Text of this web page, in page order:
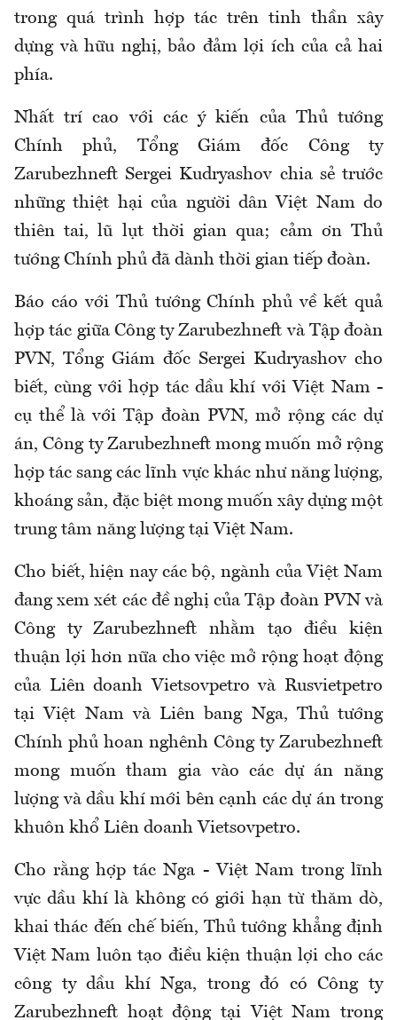
trong quá trình hợp tác trên tinh thần xây
dựng và hữu nghị, bảo đảm lợi ích của cả hai
phía.
Nhất trí cao với các ý kiến của Thủ tướng
Chính phủ, Tổng Giám đốc Công ty
Zarubezhneft Sergei Kudryashov chia sẻ trước
những thiệt hại của người dân Việt Nam do
thiên tai, lũ lụt thời gian qua; cảm ơn Thủ
tướng Chính phủ đã dành thời gian tiếp đoàn.
Báo cáo với Thủ tướng Chính phủ về kết quả
hợp tác giữa Công ty Zarubezhneft và Tập đoàn
PVN, Tổng Giám đốc Sergei Kudryashov cho
biết, cùng với hợp tác dầu khí với Việt Nam -
cụ thể là với Tập đoàn PVN, mở rộng các dự
án, Công ty Zarubezhneft mong muốn mở rộng
hợp tác sang các lĩnh vực khác như năng lượng,
khoáng sản, đặc biệt mong muốn xây dựng một
trung tâm năng lượng tại Việt Nam.
Cho biết, hiện nay các bộ, ngành của Việt Nam
đang xem xét các đề nghị của Tập đoàn PVN và
Công ty Zarubezhneft nhằm tạo điều kiện
thuận lợi hơn nữa cho việc mở rộng hoạt động
của Liên doanh Vietsovpetro và Rusvietpetro
tại Việt Nam và Liên bang Nga, Thủ tướng
Chính phủ hoan nghênh Công ty Zarubezhneft
mong muốn tham gia vào các dự án năng
lượng và dầu khí mới bên cạnh các dự án trong
khuôn khổ Liên doanh Vietsovpetro.
Cho rằng hợp tác Nga - Việt Nam trong lĩnh
vực dầu khí là không có giới hạn từ thăm dò,
khai thác đến chế biến, Thủ tướng khẳng định
Việt Nam luôn tạo điều kiện thuận lợi cho các
công ty dầu khí Nga, trong đó có Công ty
Zarubezhneft hoạt động tại Việt Nam trong